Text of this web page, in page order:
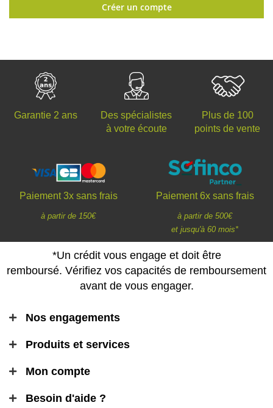
Créer un compte
Garantie 2 ans
Des spécialistes
à votre écoute
Plus de 100
points de vente
Paiement 3x sans frais
à partir de 150€
Paiement 6x sans frais
à partir de 500€
et jusqu'à 60 mois*
*Un crédit vous engage et doit être
remboursé. Vérifiez vos capacités de remboursement
avant de vous engager.
Nos engagements
Produits et services
Mon compte
Besoin d'aide ?